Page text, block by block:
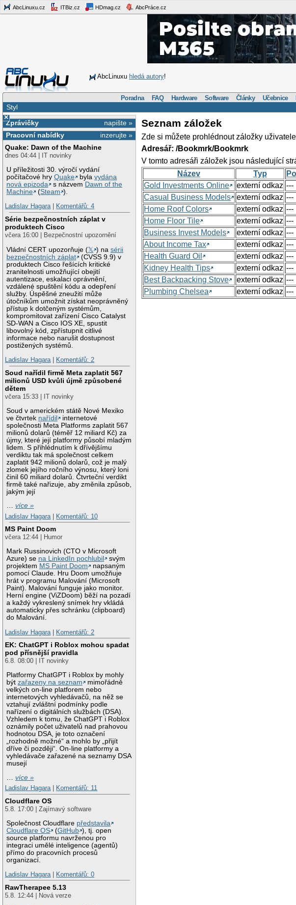
AbcLinuxu.cz ITBiz.cz HDmag.cz AbcPráce.cz
AbcLinuxu hledá autory!
Poradna FAQ Hardware Software Články Učebnice
Styl
×
napište »
Zprávičky
inzerujte »
Pracovní nabídky
Quake: Dawn of the Machine
dnes 04:44 | IT novinky
U příležitosti 30. výročí vydání
počítačové hryQuake bylavydána
nová epizoda
s názvem Dawn of the
Machine
(Steam ).
Ladislav Hagara| Komentářů: 4
Série bezpečnostních záplat v
produktech Cisco
včera 16:00 | Bezpečnostní upozornění
Vládní CERT upozorňuje (𝕏 ) nasérii
bezpečnostních záplat
(CVSS 9.9) v
produktech Cisco řešících kritické
zranitelnosti umožňující obejití
autentizace, eskalaci oprávnění,
vzdálené spuštění kódu a odepření
služby. Úspěšné zneužití může
útočníkům umožnit získat neoprávněný
přístup k dotčeným systémům,
kompromitovat zařízení Cisco Catalyst
SD-WAN a Cisco IOS XE, spustit
libovolný kód, zpřístupnit citlivé
informace nebo narušit dostupnost
postižených systémů.
Ladislav Hagara| Komentářů: 2
Soud nařídil firmě Meta zaplatit 567
milionů USD kvůli újmě způsobené
dětem
včera 15:33 | IT novinky
Soud v americkém státě Nové Mexiko
ve čtvrtek nařídil
internetové
společnosti Meta Platforms zaplatit 567
milionů dolarů (téměř 12 miliard Kč) za
újmy, které její platformy působí mladým
lidem. S přihlédnutím k dřívějšímu
verdiktu tak má společnost celkem
zaplatit 942 milionů dolarů, což je malý
zlomek jejího ročního výnosu, který loni
činil 60 miliard dolarů. Čtvrteční verdikt
firmě také nařizuje, aby změnila způsob,
jakým její
…více »
Ladislav Hagara
Komentářů: 10
MS Paint Doom
včera 12:44 | Humor
Mark Russinovich (CTO v Microsoft
Azure) se na LinkedIn pochlubil
svým
projektem MS Paint Doom
napsaným
pomocí Claude. Hru Doom umožňuje
hrát v programu Malování (Microsoft
Paint). Malování funguje jako monitor.
Herní engine (ViZDoom) běží na pozadí
a každý vykreslený snímek hry vkládá
automaticky přes schránku (clipboard)
do Malování.
Ladislav Hagara
Komentářů: 2
EK: ChatGPT i Roblox mohou spadat
pod přísnější pravidla
6.8. 08:00 | IT novinky
Platformy ChatGPT i Roblox by mohly
býtzařazeny na seznam
mimořádně
velkých on-line platforem nebo
internetových vyhledávačů, na něž se
vztahují zvláštní podmínky podle
nařízení o digitálních službách (DSA).
Vzhledem k tomu, že ChatGPT i Roblox
oznámily počet uživatelů nad prahovou
hodnotou DSA, je toto označení
„rozhodně možné“ a mohlo by „přijít
dříve či později“. On-line platformy a
vyhledávače zařazené na seznamy DSA
musejí
…více »
Ladislav Hagara| Komentářů: 11
Cloudflare OS
5.8. 17:00 | Zajímavý software
Společnost Cloudflare představila
Cloudflare OS
(GitHub ), tj. open
source platformu navrženou pro
integraci umělé inteligence (agentů)
přímo do pracovních procesů
organizací.
Ladislav Hagara| Komentářů: 0
RawTherapee 5.13
5.8. 12:44 | Nová verze
Seznam záložek
Zde si můžete prohlédnout záložky
Adresář: /Bookmrk/Bookmrk
V tomto adresáři záložek jsou následující
Název
Typ
Gold Investments Online
externí odkaz ---
Casual Business Models
externí odkaz ---
Home Roof Colors
externí odkaz ---
Home Floor Tile
externí odkaz ---
Business Invest Models
externí odkaz ---
About Income Tax
externí odkaz ---
Health Guard Oil
externí odkaz ---
Kidney Health Tips
externí odkaz ---
Best Backpacking Stove
externí odkaz ---
Plumbing Chelsea
externí odkaz ---